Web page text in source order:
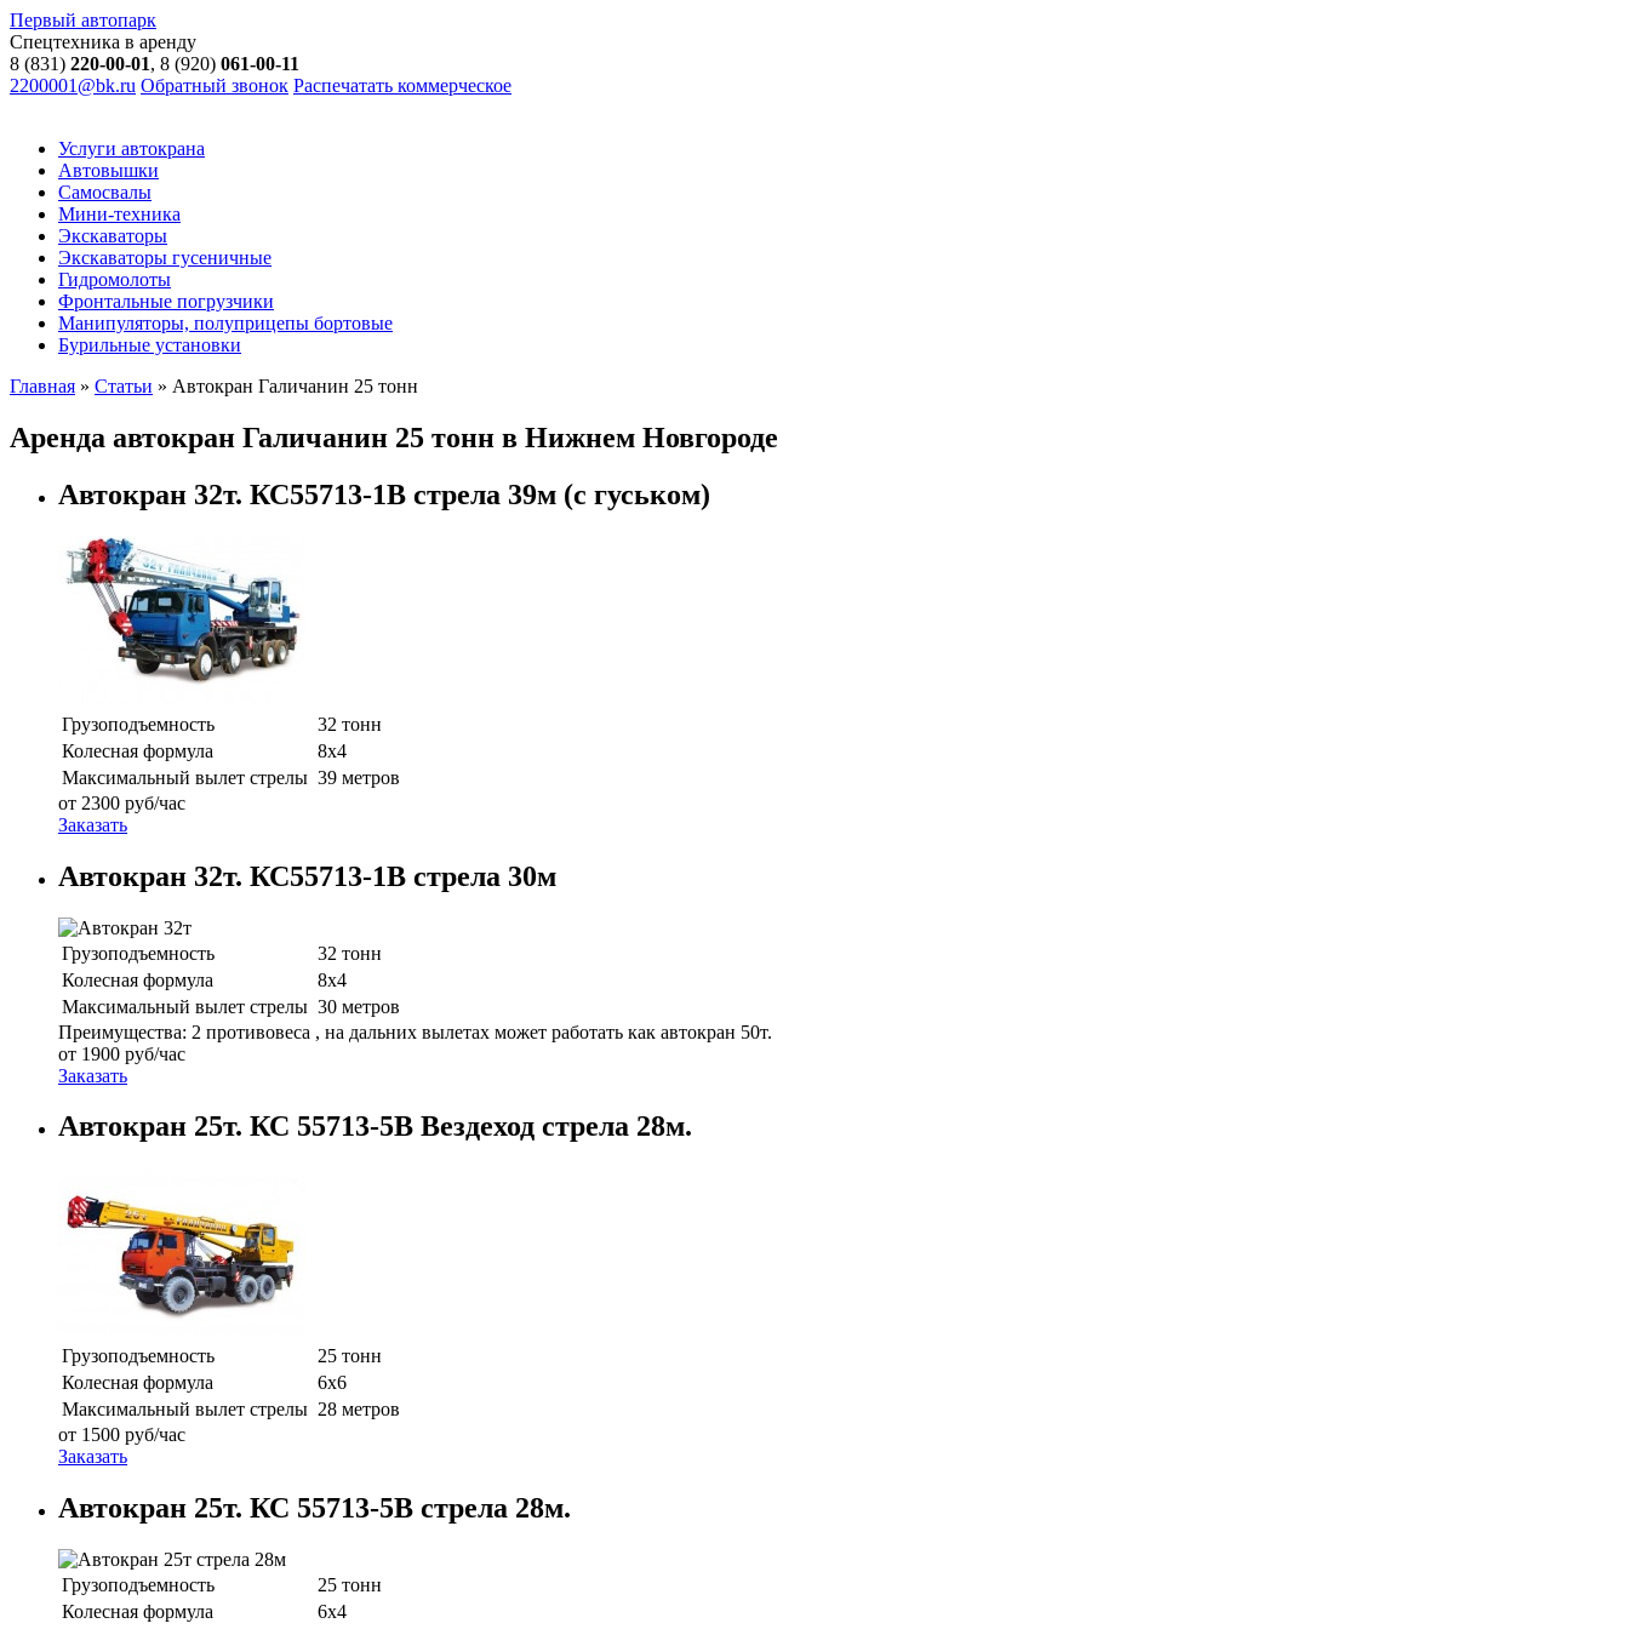
Первый автопарк
Спецтехника в аренду
8 (831) 220-00-01, 8 (920) 061-00-11
2200001@bk.ru Обратный звонок Распечатать коммерческое
Услуги автокрана
Автовышки
Самосвалы
Мини-техника
Экскаваторы
Экскаваторы гусеничные
Гидромолоты
Фронтальные погрузчики
Манипуляторы, полуприцепы бортовые
Бурильные установки
Главная » Статьи » Автокран Галичанин 25 тонн
Аренда автокран Галичанин 25 тонн в Нижнем Новгороде
Автокран 32т. КС55713-1В стрела 39м (с гуськом)
Грузоподъемность
32 тонн
Колесная формула
8х4
Максимальный вылет стрелы 39 метров
от 2300 руб/час
Заказать
Автокран 32т. КС55713-1В стрела 30м
Грузоподъемность
32 тонн
Колесная формула
8х4
Максимальный вылет стрелы 30 метров
Преимущества: 2 противовеса , на дальних вылетах может работать как автокран 50т.
от 1900 руб/час
Заказать
Автокран 25т. КС 55713-5В Вездеход стрела 28м.
Грузоподъемность
25 тонн
Колесная формула
6х6
Максимальный вылет стрелы 28 метров
от 1500 руб/час
Заказать
Автокран 25т. КС 55713-5В стрела 28м.
Грузоподъемность
25 тонн
Колесная формула
6х4